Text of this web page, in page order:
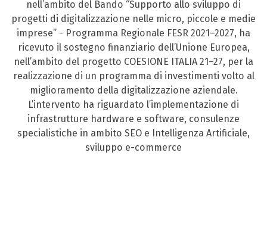
nell’ambito del Bando “Supporto allo sviluppo di
progetti di digitalizzazione nelle micro, piccole e medie
imprese” - Programma Regionale FESR 2021–2027, ha
ricevuto il sostegno finanziario dell’Unione Europea,
nell’ambito del progetto COESIONE ITALIA 21–27, per la
realizzazione di un programma di investimenti volto al
miglioramento della digitalizzazione aziendale.
L’intervento ha riguardato l’implementazione di
infrastrutture hardware e software, consulenze
specialistiche in ambito SEO e Intelligenza Artificiale,
sviluppo e-commerce